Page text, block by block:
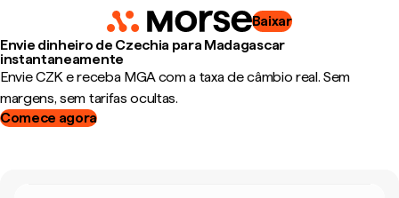
Baixar
Envie dinheiro de Czechia para Madagascar
instantaneamente
Envie CZK e receba MGA com a taxa de câmbio real. Sem
margens, sem tarifas ocultas.
Comece agora